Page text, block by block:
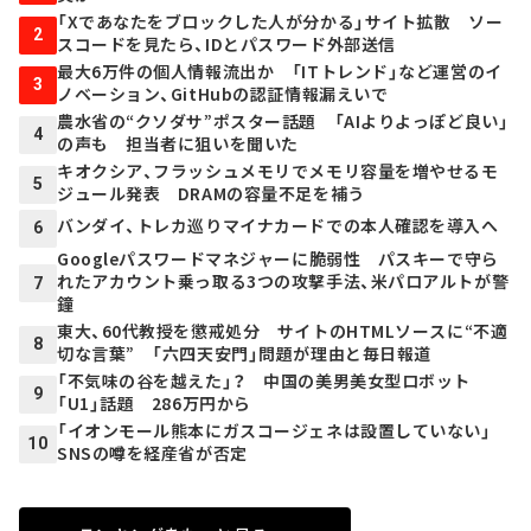
2
「Xであなたをブロックした人が分かる」サイト拡散 ソー
スコードを見たら、IDとパスワード外部送信
3
最大6万件の個人情報流出か 「ITトレンド」など運営のイ
ノベーション、GitHubの認証情報漏えいで
4
農水省の“クソダサ”ポスター話題 「AIよりよっぽど良い」
の声も 担当者に狙いを聞いた
5
キオクシア、フラッシュメモリでメモリ容量を増やせるモ
ジュール発表 DRAMの容量不足を補う
6 バンダイ、トレカ巡りマイナカードでの本人確認を導入へ
7
Googleパスワードマネジャーに脆弱性 パスキーで守ら
れたアカウント乗っ取る3つの攻撃手法、米パロアルトが警
鐘
8
東大、60代教授を懲戒処分 サイトのHTMLソースに“不適
切な言葉” 「六四天安門」問題が理由と毎日報道
9
「不気味の谷を越えた」？ 中国の美男美女型ロボット
「U1」話題 286万円から
10
「イオンモール熊本にガスコージェネは設置していない」
SNSの噂を経産省が否定